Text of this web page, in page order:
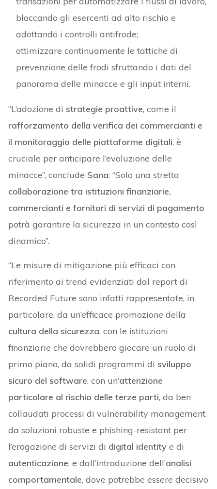
bloccando gli esercenti ad alto rischio e
adottando i controlli antifrode;
ottimizzare continuamente le tattiche di
prevenzione delle frodi sfruttando i dati del
panorama delle minacce e gli input interni.
“L’adozione di strategie proattive, come il
rafforzamento della verifica dei commercianti e
il monitoraggio delle piattaforme digitali, è
cruciale per anticipare l’evoluzione delle
minacce”, conclude Sana: “Solo una stretta
collaborazione tra istituzioni finanziarie,
commercianti e fornitori di servizi di pagamento
potrà garantire la sicurezza in un contesto così
dinamico”.
“Le misure di mitigazione più efficaci con
riferimento ai trend evidenziati dal report di
Recorded Future sono infatti rappresentate, in
particolare, da un’efficace promozione della
cultura della sicurezza, con le istituzioni
finanziarie che dovrebbero giocare un ruolo di
primo piano, da solidi programmi di sviluppo
sicuro del software, con un’attenzione
particolare al rischio delle terze parti, da ben
collaudati processi di vulnerability management,
da soluzioni robuste e phishing-resistant per
l’erogazione di servizi di digital identitye di
autenticazione, e dall’introduzione dell’analisi
comportamentale, dove potrebbe essere decisivo